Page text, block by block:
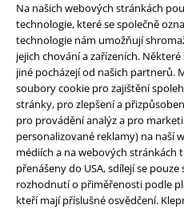
Na našich webových stránkách
technologie, které se společně
technologie nám umožňují
jejich chování a zařízeních.
jiné pocházejí od našich partnerů.
soubory cookie pro zajištění
stránky, pro zlepšení a
pro provádění analýz a pro
personalizované reklamy) na naší
médiích a na webových stránkách
přenášeny do USA, sdílejí se
rozhodnutí o přiměřenosti podle
kteří mají příslušné osvědčení.
Právní informace
Podmínky
Prohlášení